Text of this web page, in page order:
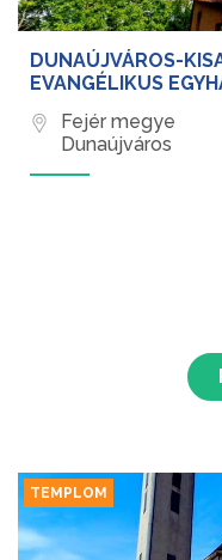
DUNAÚJVÁROS-
EVANGÉLIKUS
Fejér megye
Dunaújváros
TEMPLOM